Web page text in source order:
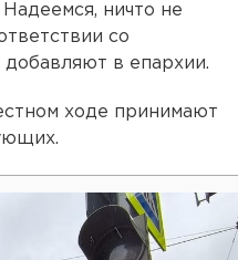
ничто не
со
в епархии.
ходе принимают